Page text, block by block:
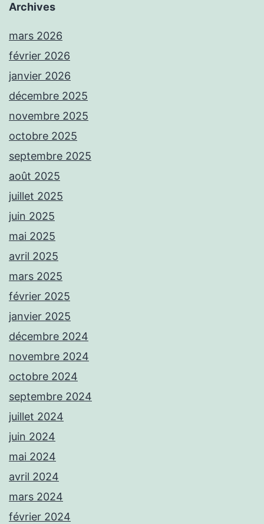
Archives
mars 2026
février 2026
janvier 2026
décembre 2025
novembre 2025
octobre 2025
septembre 2025
août 2025
juillet 2025
juin 2025
mai 2025
avril 2025
mars 2025
février 2025
janvier 2025
décembre 2024
novembre 2024
octobre 2024
septembre 2024
juillet 2024
juin 2024
mai 2024
avril 2024
mars 2024
février 2024